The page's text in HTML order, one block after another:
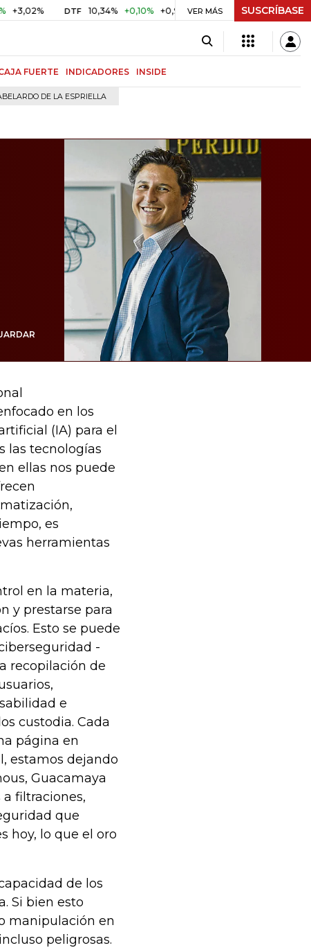
DTF 10,34% +0,10% +0,98% UVR $ 416,96 +$ 0,05 +0,01%
VER MÁS SUSCRÍBASE
FUERTE INDICADORES INSIDE
DE LA ESPRIELLA
en los
(IA) para el
las tecnologías
ellas nos puede
es
herramientas
en la materia,
y prestarse para
Esto se puede
-
recopilación de
e
custodia. Cada
página en
estamos dejando
Guacamaya
filtraciones,
que
hoy, lo que el oro
de los
Si bien esto
manipulación en
peligrosas.